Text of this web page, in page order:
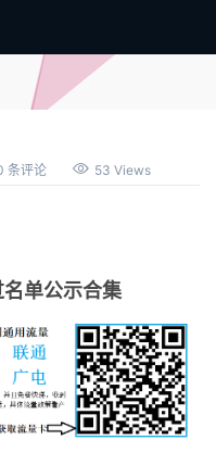
首页
点我申领雄才卡
雄安新闻
条评论 53 Views
单公示合集